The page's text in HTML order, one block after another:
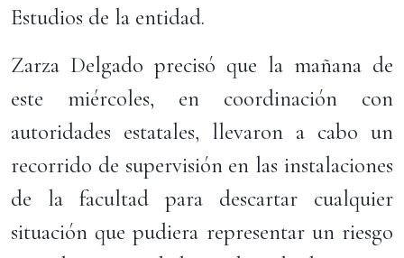
Estudios de la entidad.
Zarza Delgado precisó que la mañana de
este miércoles, en coordinación con
autoridades estatales, llevaron a cabo un
recorrido de supervisión en las instalaciones
de la facultad para descartar cualquier
situación que pudiera representar un riesgo